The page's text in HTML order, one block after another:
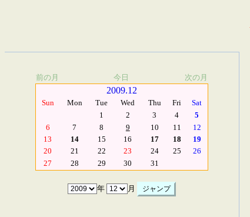
前の月 今日 次の月
2009.12
Sun Mon Tue Wed Thu Fri
Sat
1
2 3 4
5
6
7 8 9 10 11
12
13
14 15 16 17 18
19
20
21 22 23 24 25
26
27
28 29 30 31
年 月